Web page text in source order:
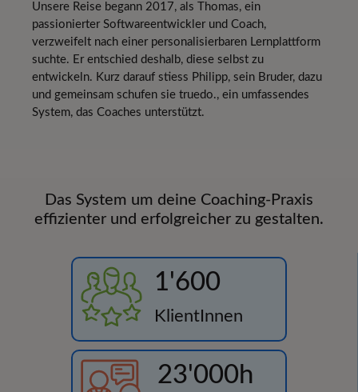
Unsere Reise begann 2017, als Thomas, ein
passionierter Softwareentwickler und Coach,
verzweifelt nach einer personalisierbaren Lernplattform
suchte. Er entschied deshalb, diese selbst zu
entwickeln. Kurz darauf stiess Philipp, sein Bruder, dazu
und gemeinsam schufen sie truedo., ein umfassendes
System, das Coaches unterstützt.
Das System um deine Coaching-Praxis
effizienter und erfolgreicher zu gestalten.
1'600
KlientInnen
23'000h